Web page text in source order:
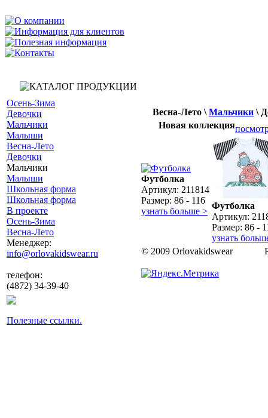
Осень-Зима
Девочки
Мальчики
Малыши
Весна-Лето
Девочки
Мальчики
Малыши
Школьная форма
Школьная форма
В проекте
Осень-Зима
Весна-Лето
Менеджер:
info@orlovakidswear.ru
телефон:
(4872) 34-39-40
Полезные ссылки.
Весна-Лето \Мальчики \
Новая коллекция
Футболка
Aртикул: 211814
Размер: 86 - 116
узнать больше >
Футболка
Aртикул:
Размер: 86 -
узнать
© 2009 Orlovakidswear